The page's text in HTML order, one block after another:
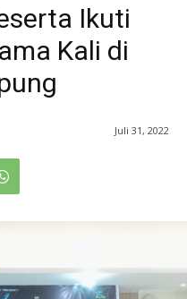
Ikuti
Kali di
Juli 31, 2022